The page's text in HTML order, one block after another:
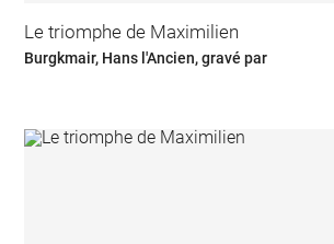
Le triomphe de Maximilien
Burgkmair, Hans l'Ancien, gravé par